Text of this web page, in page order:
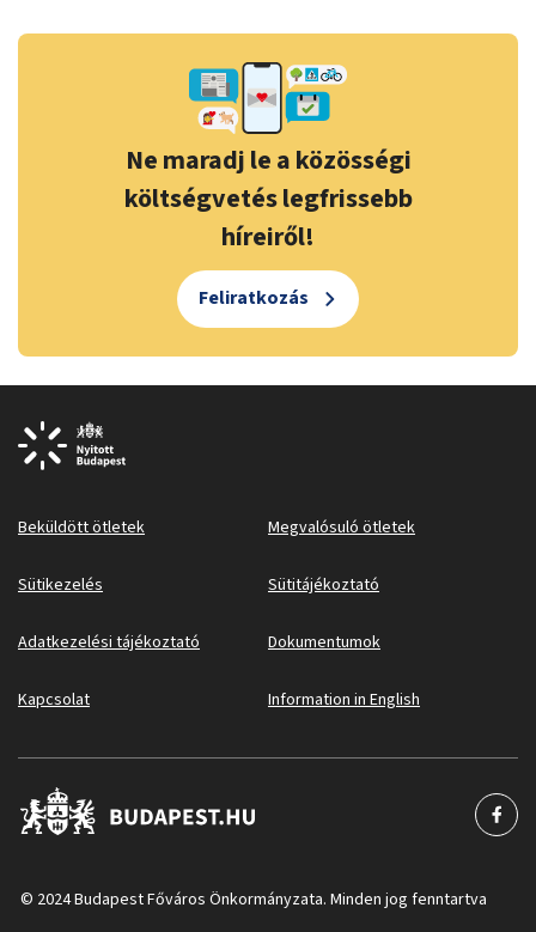
Ne maradj le a közösségi
költségvetés legfrissebb
híreiről!
Feliratkozás
Beküldött ötletek Megvalósuló ötletek
Sütikezelés Sütitájékoztató
Adatkezelési tájékoztató Dokumentumok
Kapcsolat Information in English
© 2024 Budapest Főváros Önkormányzata. Minden jog fenntartva